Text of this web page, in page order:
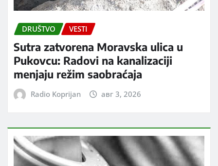
DRUŠTVO VESTI
Sutra zatvorena Moravska ulica u
Pukovcu: Radovi na kanalizaciji
menjaju režim saobraćaja
Radio Koprijan авг 3, 2026